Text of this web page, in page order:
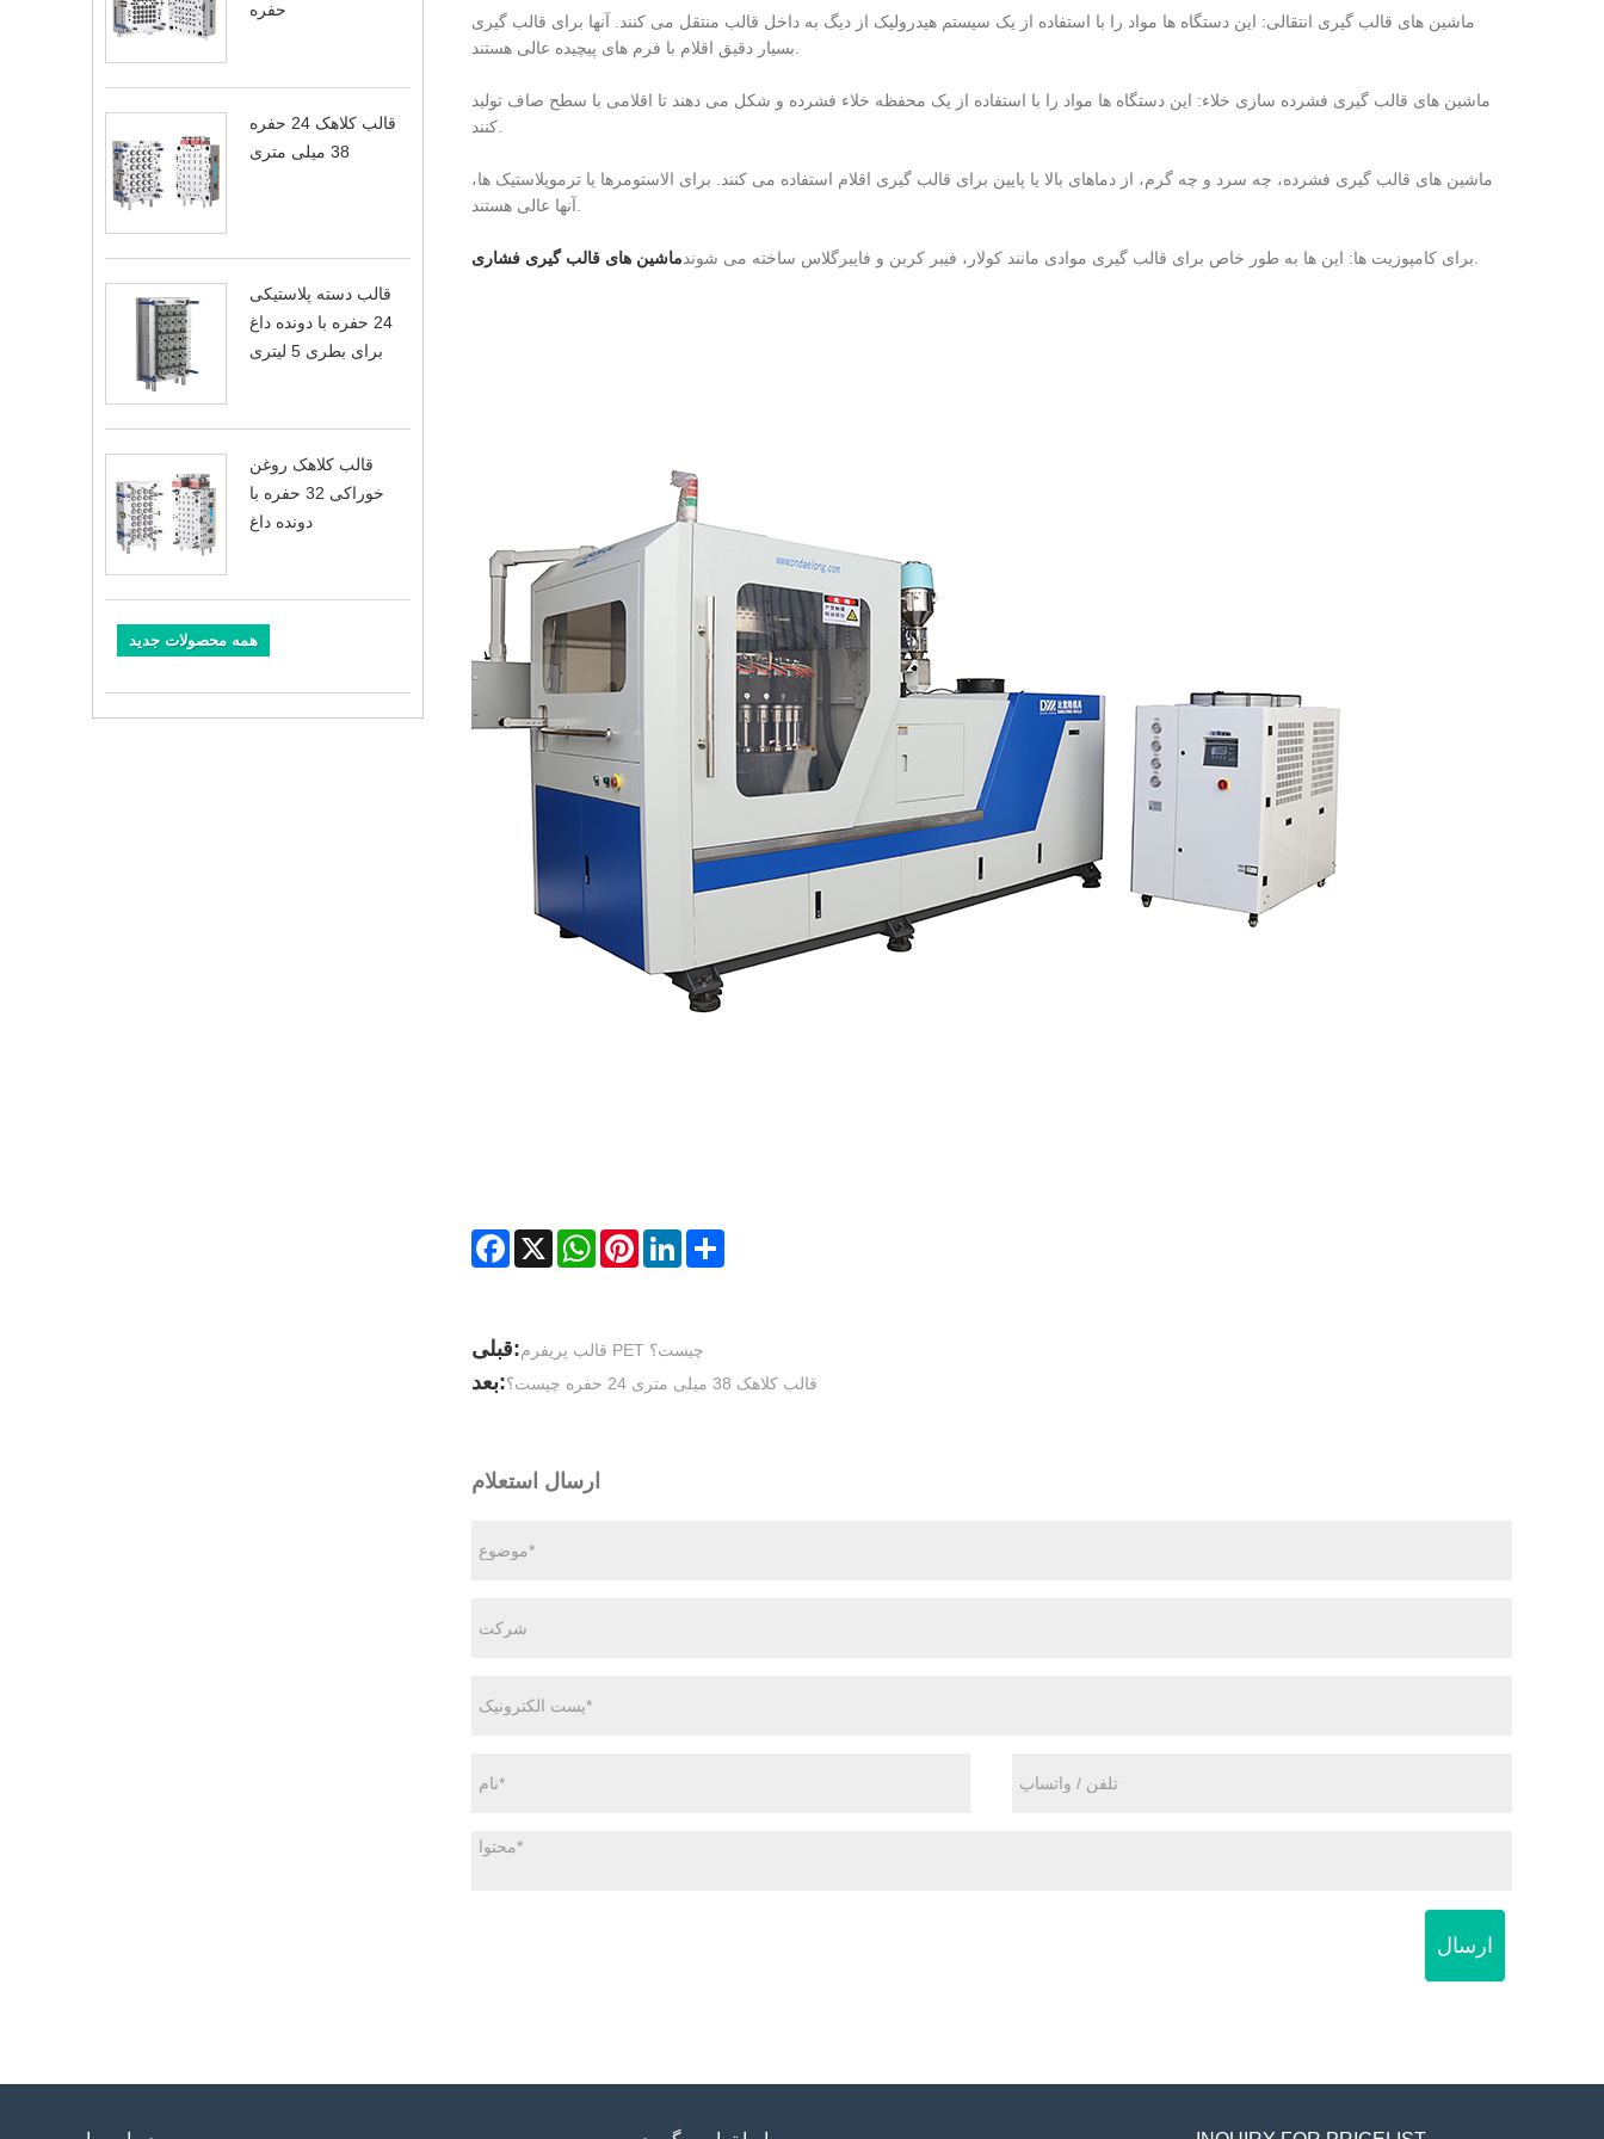
حفره
قالب کلاهک 24 حفره
38 میلی متری
قالب دسته پلاستیکی
24 حفره با دونده داغ
برای بطری 5 لیتری
قالب کلاهک روغن
خوراکی 32 حفره با
دونده داغ
همه محصولات جدید
ماشین های قالب گیری انتقالی: این دستگاه ها مواد را با استفاده از یک سیستم هیدرولیک از دیگ به داخل قالب منتقل می کنند. آنها برای قالب گیری
ماشین های قالب گیری فشرده سازی خلاء: این دستگاه ها مواد را با استفاده از یک محفظه خلاء فشرده و شکل می دهند تا اقلامی با سطح صاف تولید
کنند.
ماشین های قالب گیری فشرده، چه سرد و چه گرم، از دماهای بالا یا پایین برای قالب گیری اقلام استفاده می کنند. برای الاستومرها یا ترموپلاستیک ها،
ماشین های قالب گیری فشاری
Facebook
X WhatsAppPinterestLinkedInShare
قبلی: قالب پریفرم PET چیست؟
بعد: قالب کلاهک 38 میلی متری 24 حفره چیست؟
ارسال استعلام
ارسال